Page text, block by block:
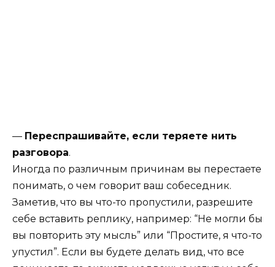
— Переспрашивайте, если теряете нить
разговора.
Иногда по различным причинам вы перестаете
понимать, о чем говорит ваш собеседник.
Заметив, что вы что-то пропустили, разрешите
себе вставить реплику, например: “Не могли бы
вы повторить эту мысль” или “Простите, я что-то
упустил”. Если вы будете делать вид, что все